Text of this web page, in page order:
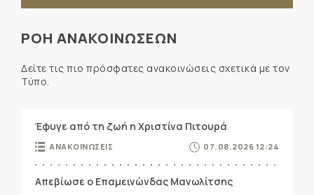
ΡΟΗ ΑΝΑΚΟΙΝΩΣΕΩΝ
Δείτε τις πιο πρόσφατες ανακοινώσεις σχετικά με τον
Τύπο.
Έφυγε από τη ζωή η Χριστίνα Πιτουρά
ΑΝΑΚΟΙΝΩΣΕΙΣ 07.08.2026 12:24
Απεβίωσε ο Επαμεινώνδας Μανωλίτσης